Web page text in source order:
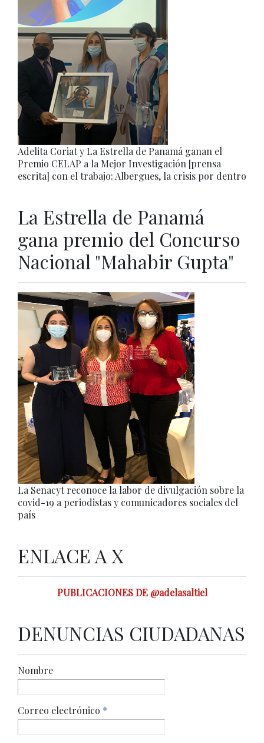
Adelita Coriat y La Estrella de Panamá ganan el
Premio CELAP a la Mejor Investigación [prensa
escrita] con el trabajo: Albergues, la crisis por dentro
La Estrella de Panamá
gana premio del Concurso
Nacional "Mahabir Gupta"
La Senacyt reconoce la labor de divulgación sobre la
covid-19 a periodistas y comunicadores sociales del
país
ENLACE A X
PUBLICACIONES DE @adelasaltiel
DENUNCIAS CIUDADANAS
Nombre
Correo electrónico *